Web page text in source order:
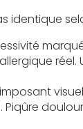
identique
Piqûre